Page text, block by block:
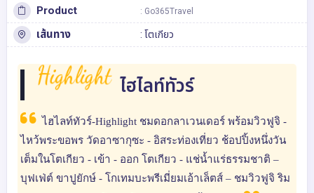
Product : Go365Travel
เส้นทาง : โตเกียว
Highlight ไฮไลท์ทัวร์
ไฮไลท์ทัวร์-Highlight ชมดอกลาเวนเดอร์ พร้อมวิวฟูจิ -
ไหว้พระขอพร วัดอาซากุซะ - อิสระท่องเที่ยว ช้อปปิ้งหนึ่งวัน
เต็มในโตเกียว - เข้า - ออก โตเกียว - แช่น้ำแร่ธรรมชาติ –
บุฟเฟ่ต์ ขาปูยักษ์ - โกเทมบะพรีเมี่ยมเอ้าเล็ตส์ – ชมวิวฟูจิ ริม